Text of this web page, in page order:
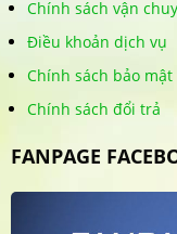
Chính sách vận
Điều khoản dịch vụ
Chính sách bảo mật
Chính sách đổi trả
FANPAGE